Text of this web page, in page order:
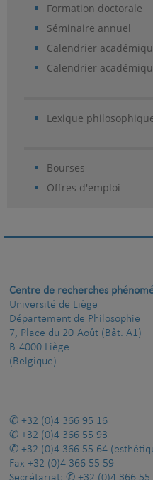
Formation doctorale
Séminaire annuel
Calendrier
Calendrier
Lexique
Bourses
Offres d'emploi
Centre de recherches
Université de Liège
Département de Philosophie
7, Place du 20-Août (Bât. A1)
B-4000 Liège
(Belgique)
+32 (0)4 366 95 16
+32 (0)4 366 55 93
+32 (0)4 366 55 64
Fax +32 (0)4 366 55 59